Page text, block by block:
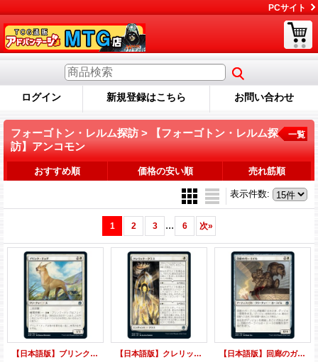
PCサイト
ログイン 新規登録はこちら お問い合わせ
フォーゴトン・レルム探訪 > 【フォーゴトン・レルム探
訪】アンコモン
一覧
おすすめ順 価格の安い順 売れ筋順
表示件数:
1 2 3 ... 6 次»
【日本語版】ブリンク・ドッグ/Blink Dog
【日本語版】クレリック・クラス/Cleric Class
【日本語版】回廊のガーゴイル/Cloister Gargoyle